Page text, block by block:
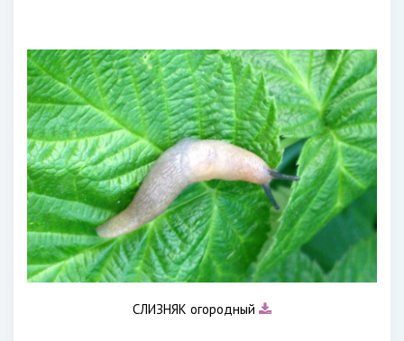
СЛИЗНЯК огородный